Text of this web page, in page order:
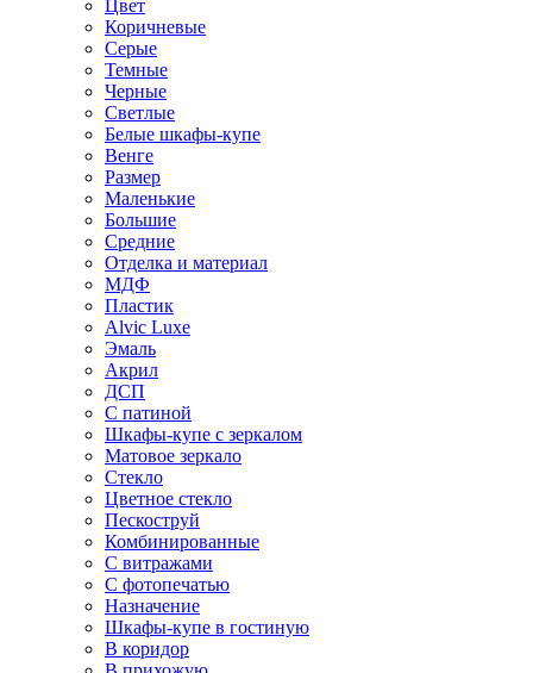
Цвет
Коричневые
Серые
Темные
Черные
Светлые
Белые шкафы-купе
Венге
Размер
Маленькие
Большие
Средние
Отделка и материал
МДФ
Пластик
Alvic Luxe
Эмаль
Акрил
ДСП
С патиной
Шкафы-купе с зеркалом
Матовое зеркало
Стекло
Цветное стекло
Пескоструй
Комбинированные
С витражами
С фотопечатью
Назначение
Шкафы-купе в гостиную
В коридор